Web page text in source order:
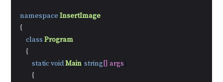
namespace InsertImage
{
class Program
    {
staticvoidMain(string[] args)
        {